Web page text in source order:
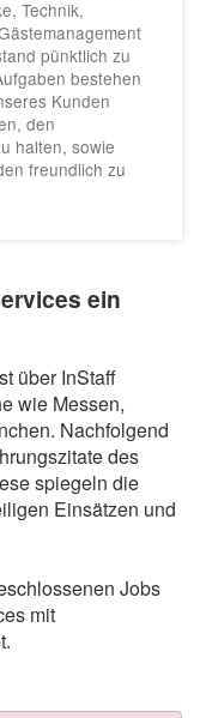
Technik,
pünktlich zu
bestehen
Kunden
den
halten, sowie
freundlich zu
ein
über InStaff
wie Messen,
Nachfolgend
des
spiegeln die
Einsätzen und
Jobs
mit